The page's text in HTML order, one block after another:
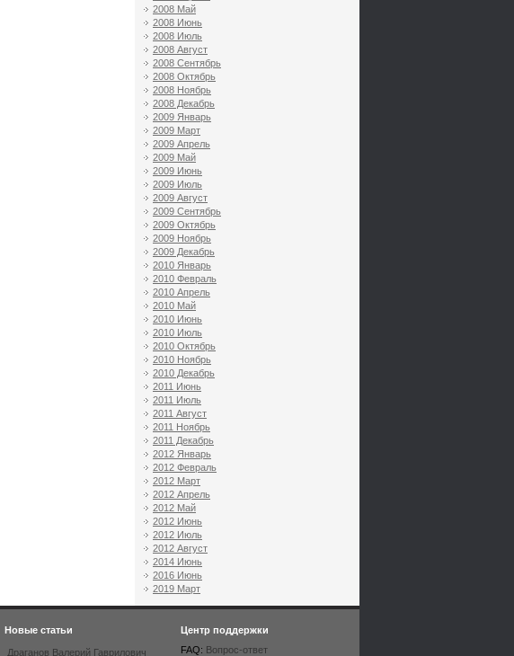
2008 Май
2008 Июнь
2008 Июль
2008 Август
2008 Сентябрь
2008 Октябрь
2008 Ноябрь
2008 Декабрь
2009 Январь
2009 Март
2009 Апрель
2009 Май
2009 Июнь
2009 Июль
2009 Август
2009 Сентябрь
2009 Октябрь
2009 Ноябрь
2009 Декабрь
2010 Январь
2010 Февраль
2010 Апрель
2010 Май
2010 Июнь
2010 Июль
2010 Октябрь
2010 Ноябрь
2010 Декабрь
2011 Июнь
2011 Июль
2011 Август
2011 Ноябрь
2011 Декабрь
2012 Январь
2012 Февраль
2012 Март
2012 Апрель
2012 Май
2012 Июнь
2012 Июль
2012 Август
2014 Июнь
2016 Июнь
2019 Март
Новые статьи
Драганов Валерий Гаврилович
Центр поддержки
FAQ: Вопрос-ответ